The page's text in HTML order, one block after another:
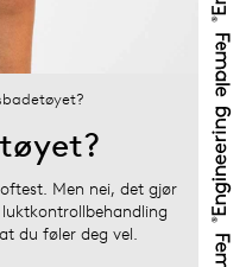
Men nei, det gjør
du føler deg vel.